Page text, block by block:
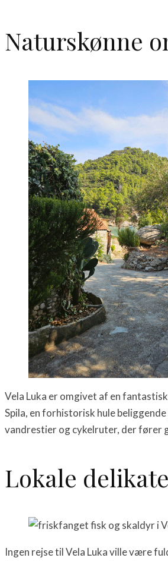
Naturskønne
Vela Luka er omgivet af en
Spila, en forhistorisk hule
vandrestier og cykelruter, der fører
Lokale
Ingen rejse til Vela Luka ville være